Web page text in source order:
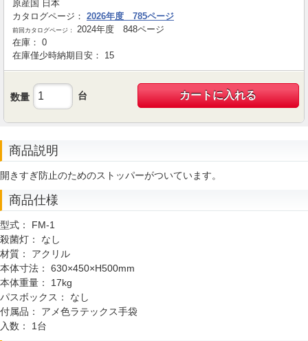
原産国 日本
カタログページ： 2026年度 785ページ
前回カタログページ：
2024年度 848ページ
在庫： 0
在庫僅少時納期目安：
15
数量 台 カートに入れる
商品説明
開きすぎ防止のためのストッパーがついています。
商品仕様
型式： FM-1
殺菌灯： なし
材質： アクリル
本体寸法： 630×450×H500mm
本体重量： 17kg
パスボックス： なし
付属品： アメ色ラテックス手袋
入数： 1台